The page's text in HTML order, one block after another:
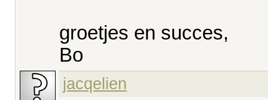
groetjes en succes,
Bo
jacqelien